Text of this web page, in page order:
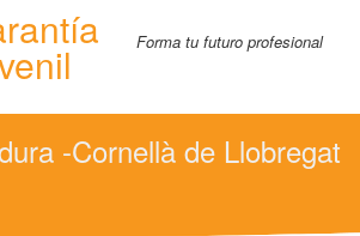
Forma tu futuro profesional
-Cornellà de Llobregat